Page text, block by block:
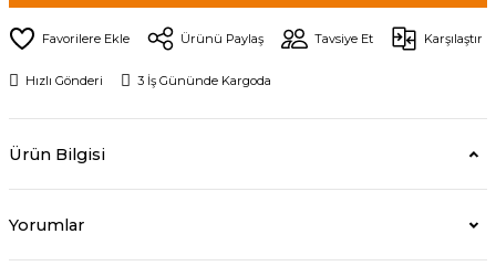
Ürünü Paylaş Tavsiye Et Karşılaştır
Hızlı Gönderi 3 İş Gününde Kargoda
Ürün Bilgisi
Yorumlar